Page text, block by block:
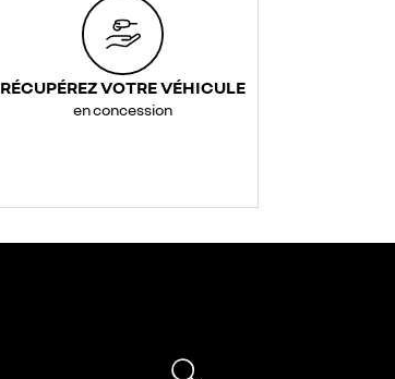
RÉCUPÉREZ VOTRE VÉHICULE
en concession